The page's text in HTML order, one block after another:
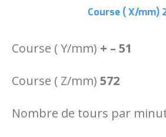
Course ( X/mm)
Course ( Y/mm) + – 51
Course ( Z/mm) 572
Nombre de tours par